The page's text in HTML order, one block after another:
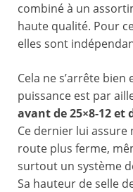
combiné à un
haute qualité. Pour
elles sont
Cela ne s’arrête
puissance est par
avant de 25×8-12 et
Ce dernier lui
route plus ferme,
surtout un système
Sa hauteur de selle